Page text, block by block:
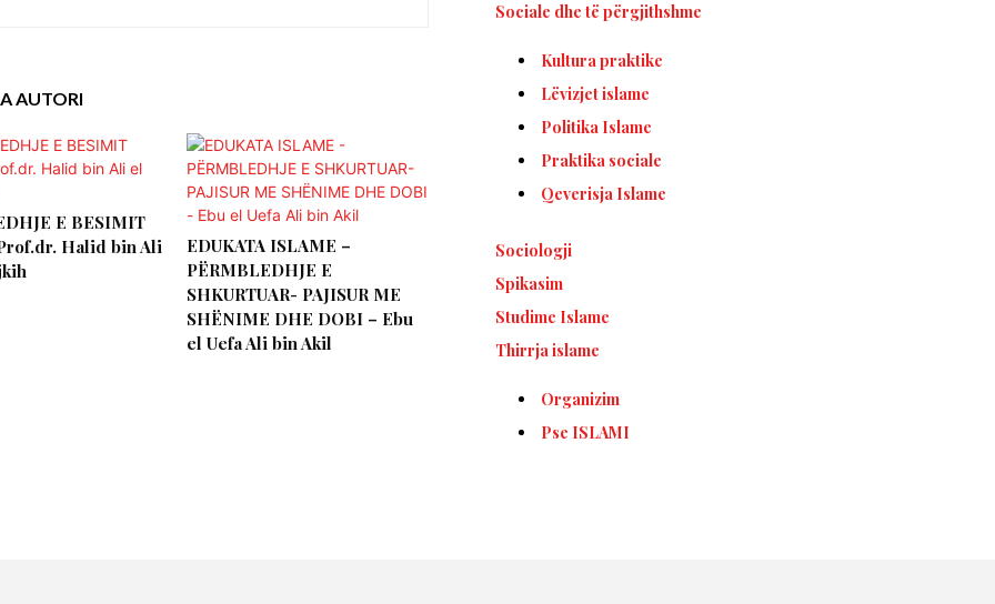
AUTORI
E BESIMIT
Halid bin Ali
EDUKATA ISLAME –
PËRMBLEDHJE E
SHKURTUAR- PAJISUR ME
SHËNIME DHE DOBI – Ebu
el Uefa Ali bin Akil
Sociale dhe të përgjithshme
Kultura praktike
Lëvizjet islame
Politika Islame
Praktika sociale
Qeverisja Islame
Sociologji
Spikasim
Studime Islame
Thirrja islame
Organizim
Pse ISLAMI